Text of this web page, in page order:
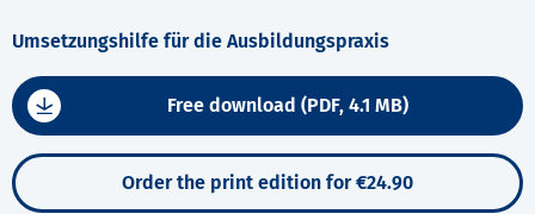
Umsetzungshilfe für die Ausbildungspraxis
Free download (PDF, 4.1 MB)
Order the print edition for €24.90